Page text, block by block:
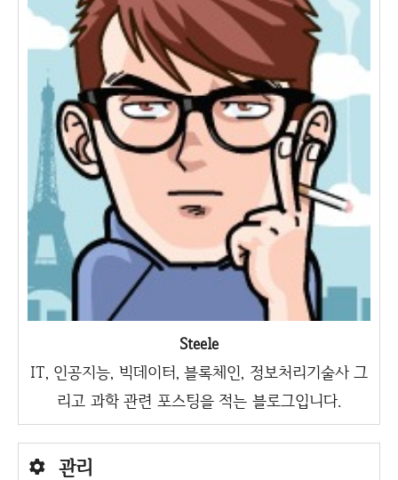
Steele
IT, 인공지능, 빅데이터, 블록체인, 정보처리기술사 그
리고 과학 관련 포스팅을 적는 블로그입니다.
관리